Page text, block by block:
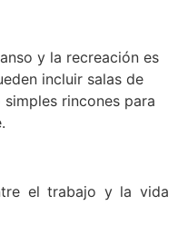
y la recreación es
incluir salas de
rincones para
el trabajo y la vida